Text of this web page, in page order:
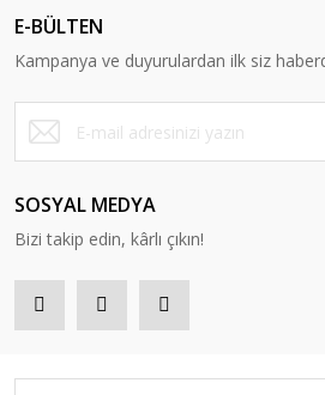
E-BÜLTEN
Kampanya ve duyurulardan ilk siz
SOSYAL MEDYA
Bizi takip edin, kârlı çıkın!